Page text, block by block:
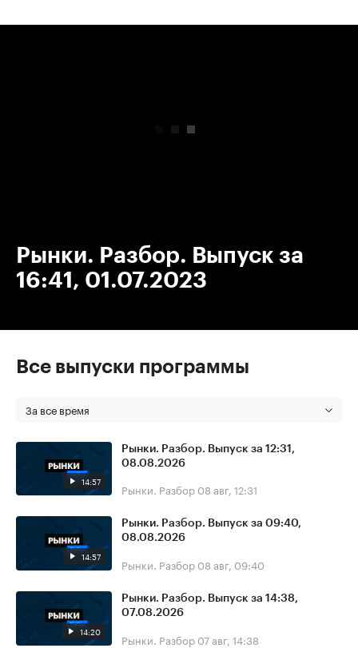
Рынки. Разбор. Выпуск за
16:41, 01.07.2023
Все выпуски программы
За все время
14:57
Рынки. Разбор. Выпуск за 12:31,
08.08.2026
Рынки. Разбор 08 авг, 12:31
14:57
Рынки. Разбор. Выпуск за 09:40,
08.08.2026
Рынки. Разбор 08 авг, 09:40
14:20
Рынки. Разбор. Выпуск за 14:38,
07.08.2026
Рынки. Разбор 07 авг, 14:38